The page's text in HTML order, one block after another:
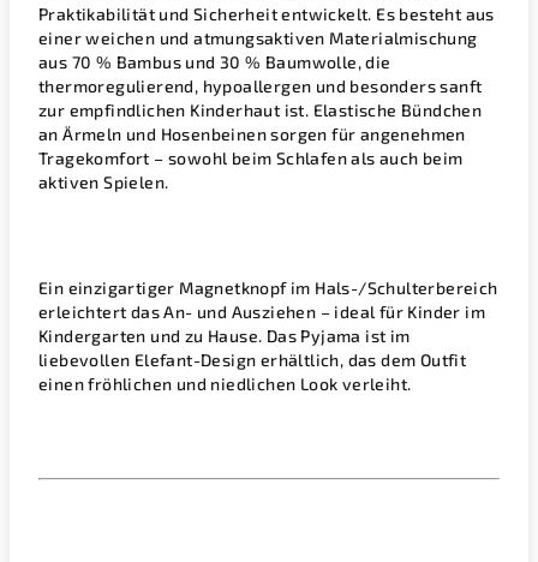
Praktikabilität und Sicherheit entwickelt. Es besteht aus
einer weichen und atmungsaktiven Materialmischung
aus 70 % Bambus und 30 % Baumwolle, die
thermoregulierend, hypoallergen und besonders sanft
zur empfindlichen Kinderhaut ist. Elastische Bündchen
an Ärmeln und Hosenbeinen sorgen für angenehmen
Tragekomfort – sowohl beim Schlafen als auch beim
aktiven Spielen.
Ein einzigartiger Magnetknopf im Hals-/Schulterbereich
erleichtert das An- und Ausziehen – ideal für Kinder im
Kindergarten und zu Hause. Das Pyjama ist im
liebevollen Elefant-Design erhältlich, das dem Outfit
einen fröhlichen und niedlichen Look verleiht.